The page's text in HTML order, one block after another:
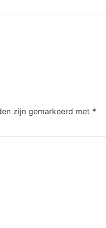
zijn gemarkeerd met *